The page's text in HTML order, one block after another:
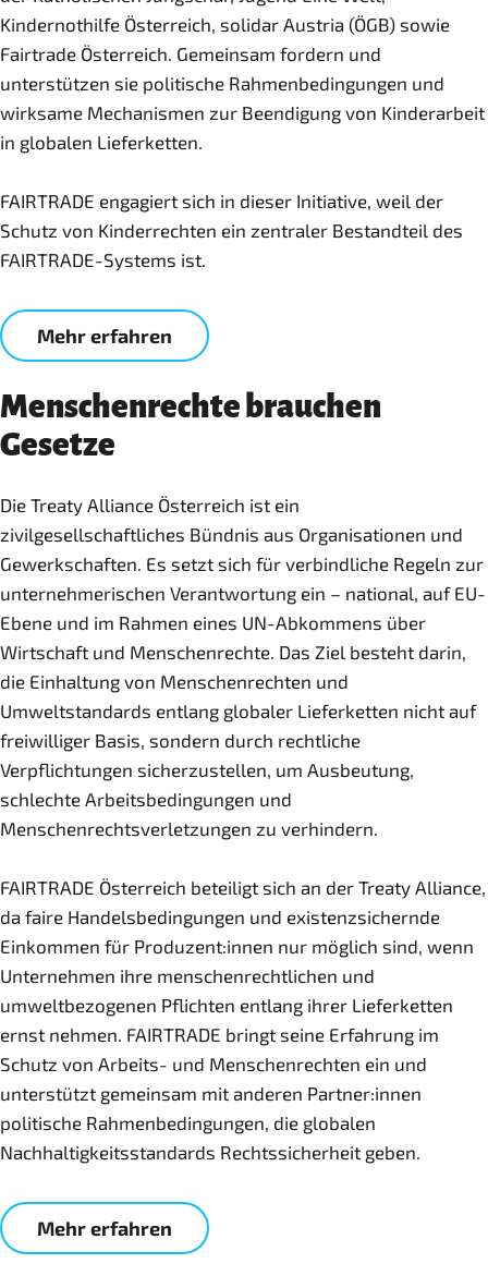
Kindernothilfe Österreich, solidar Austria (ÖGB) sowie
Fairtrade Österreich. Gemeinsam fordern und
unterstützen sie politische Rahmenbedingungen und
wirksame Mechanismen zur Beendigung von Kinderarbeit
in globalen Lieferketten.
FAIRTRADE engagiert sich in dieser Initiative, weil der
Schutz von Kinderrechten ein zentraler Bestandteil des
FAIRTRADE-Systems ist.
Mehr erfahren
Menschenrechte brauchen
Gesetze
Die Treaty Alliance Österreich ist ein
zivilgesellschaftliches Bündnis aus Organisationen und
Gewerkschaften. Es setzt sich für verbindliche Regeln zur
unternehmerischen Verantwortung ein – national, auf EU-
Ebene und im Rahmen eines UN-Abkommens über
Wirtschaft und Menschenrechte. Das Ziel besteht darin,
die Einhaltung von Menschenrechten und
Umweltstandards entlang globaler Lieferketten nicht auf
freiwilliger Basis, sondern durch rechtliche
Verpflichtungen sicherzustellen, um Ausbeutung,
schlechte Arbeitsbedingungen und
Menschenrechtsverletzungen zu verhindern.
FAIRTRADE Österreich beteiligt sich an der Treaty Alliance,
da faire Handelsbedingungen und existenzsichernde
Einkommen für Produzent:innen nur möglich sind, wenn
Unternehmen ihre menschenrechtlichen und
umweltbezogenen Pflichten entlang ihrer Lieferketten
ernst nehmen. FAIRTRADE bringt seine Erfahrung im
Schutz von Arbeits- und Menschenrechten ein und
unterstützt gemeinsam mit anderen Partner:innen
politische Rahmenbedingungen, die globalen
Nachhaltigkeitsstandards Rechtssicherheit geben.
Mehr erfahren